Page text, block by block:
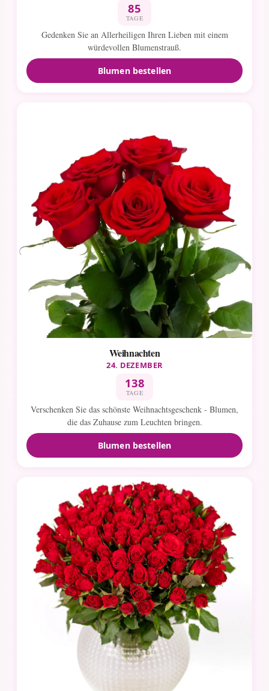
85
TAGE
Gedenken Sie an Allerheiligen Ihren Lieben mit einem
würdevollen Blumenstrauß.
Blumen bestellen
Weihnachten
24. DEZEMBER
138
TAGE
Verschenken Sie das schönste Weihnachtsgeschenk - Blumen,
die das Zuhause zum Leuchten bringen.
Blumen bestellen